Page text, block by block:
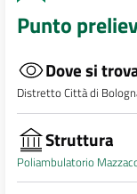
Punto
Dove si
Distretto Città di
Struttura
Poliambulatorio